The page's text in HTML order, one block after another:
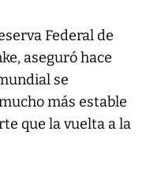
Federal de
aseguró hace
se
más estable
que la vuelta a la